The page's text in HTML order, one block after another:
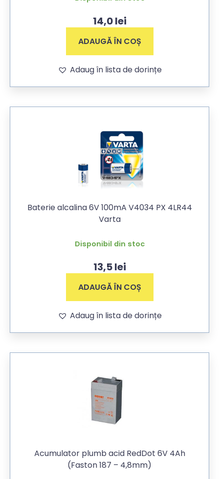
14,0lei
ADAUGĂ ÎN COȘ
Adaug în lista de dorințe
Baterie alcalina 6V 100mA V4034 PX 4LR44
Varta
Disponibil din stoc
13,5lei
ADAUGĂ ÎN COȘ
Adaug în lista de dorințe
Acumulator plumb acid RedDot 6V 4Ah
(Faston 187 – 4,8mm)